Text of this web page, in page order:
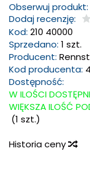
Obserwuj produkt:
Dodaj recenzję:
Kod: 210 40000
Sprzedano: 1 szt.
Producent:
Kod producenta:
Dostępność:
W ILOŚCI
WIĘKSZA ILOŚĆ
(1 szt.)
Historia ceny